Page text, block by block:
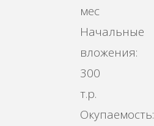
мес
Начальные
вложения:
300
т.р.
Окупаемость: